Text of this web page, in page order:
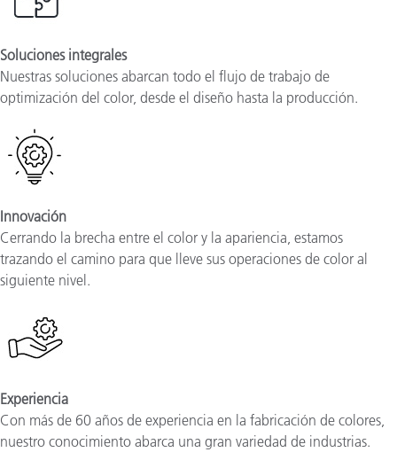
Soluciones integrales
Nuestras soluciones abarcan todo el flujo de trabajo de
optimización del color, desde el diseño hasta la producción.
Innovación
Cerrando la brecha entre el color y la apariencia, estamos
trazando el camino para que lleve sus operaciones de color al
siguiente nivel.
Experiencia
Con más de 60 años de experiencia en la fabricación de colores,
nuestro conocimiento abarca una gran variedad de industrias.